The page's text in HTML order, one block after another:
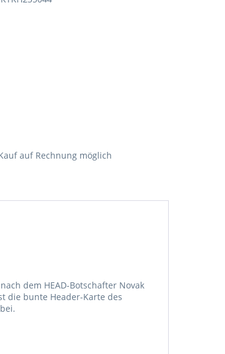
auf Rechnung möglich
dem HEAD-Botschafter Novak
die bunte Header-Karte des